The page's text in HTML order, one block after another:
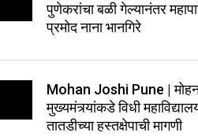
पुणेकरांचा बळी गेल्यानंतर
प्रमोद नाना भानगिरे
Mohan Joshi Pune | मोहन
मुख्यमंत्र्यांकडे विधी
तातडीच्या हस्तक्षेपाची मागणी